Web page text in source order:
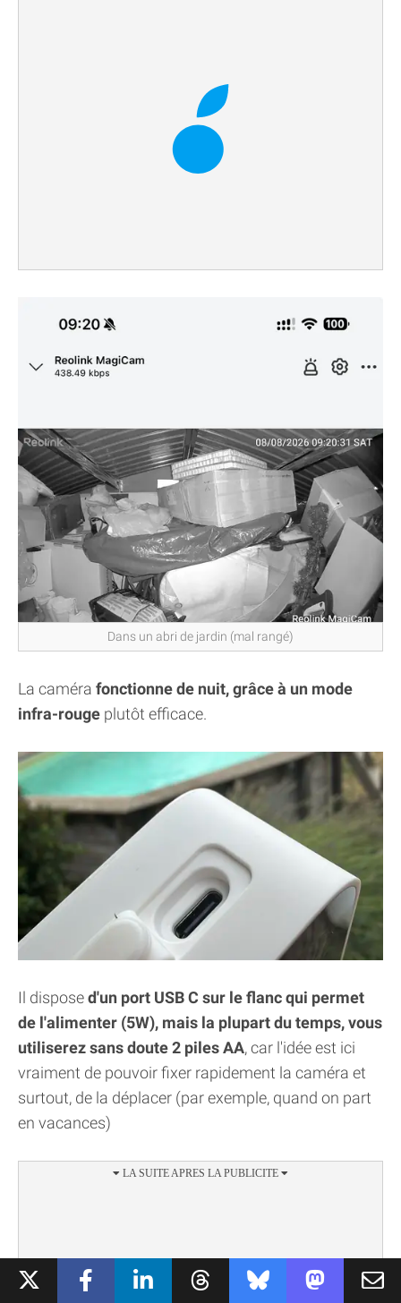
Dans un abri de jardin (mal rangé)
La caméra fonctionne de nuit, grâce à un mode
infra-rouge plutôt efficace.
Il disposed'un port USB C sur le flanc qui permet
de l'alimenter (5W), mais la plupart du temps, vous
utiliserez sans doute 2 piles AA, car l'idée est ici
vraiment de pouvoir fixer rapidement la caméra et
surtout, de la déplacer (par exemple, quand on part
en vacances)